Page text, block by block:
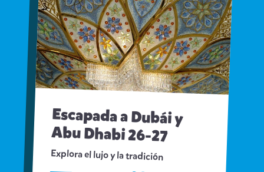
Escapada a Dubái y
Abu Dhabi 26-27
Explora el lujo y la tradición